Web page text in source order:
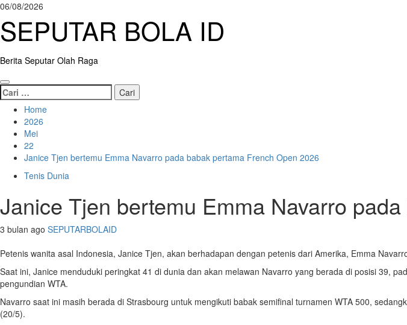
Skip
content
06/08/2026
SEPUTAR BOLA ID
Berita Seputar Olah Raga
Primary
Menu
Cari
untuk:
Home
2026
Mei
22
Janice Tjen bertemu Emma Navarro pada babak pertama French Open 2026
Tenis Dunia
Janice Tjen bertemu Emma Navarro
3 bulan ago SEPUTARBOLAID
Petenis wanita asal Indonesia, Janice Tjen, akan berhadapan dengan petenis dari Amerika, Emma
Saat ini, Janice menduduki peringkat 41 di dunia dan akan melawan Navarro yang berada di posisi 39,
pengundian WTA.
Navarro saat ini masih berada di Strasbourg untuk mengikuti babak semifinal turnamen WTA 500,
(20/5).